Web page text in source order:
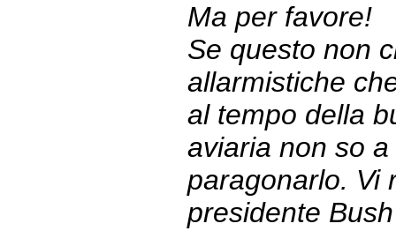
Ma per favore!
Se questo non
allarmistiche
al tempo della
aviaria non so
paragonarlo. Vi
presidente